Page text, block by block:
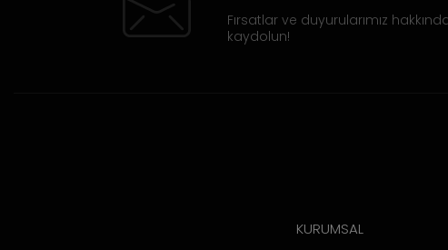
Fırsatlar ve duyurularımız
kaydolun!
KURUMSAL